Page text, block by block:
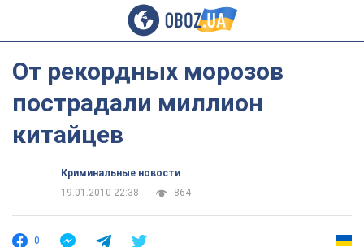
От рекордных морозов
пострадали миллион
китайцев
Криминальные новости
19.01.2010 22:38
864
0